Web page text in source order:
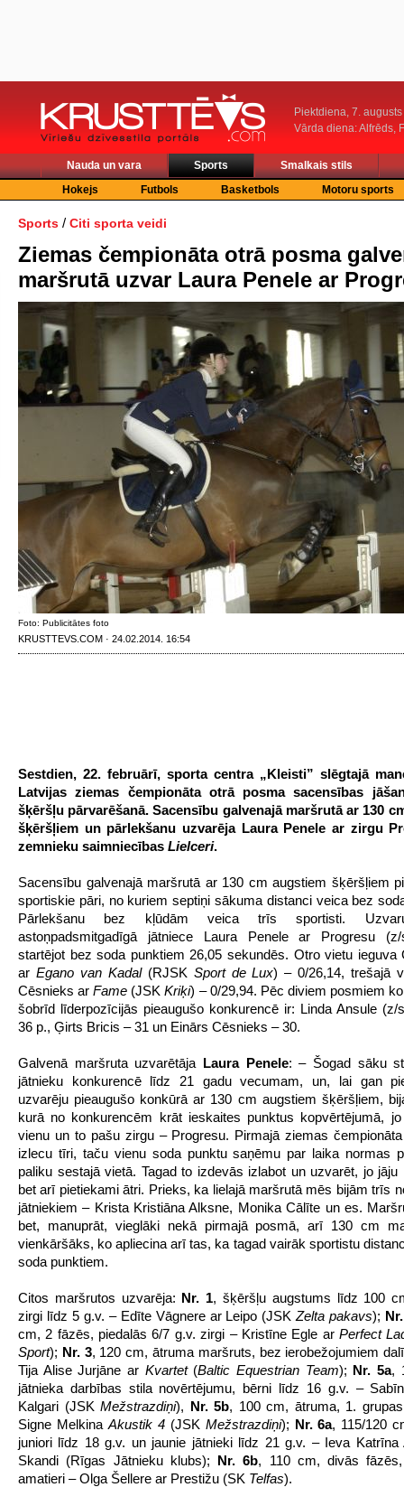
Piektdiena, 7. augusts
Vārda diena: Alfrēds,
Nauda un vara Sports
Smalkais stils
Hokejs
Futbols Basketbols Motoru sports
Sports / Citi sporta veidi
Ziemas čempionāta otrā posma
maršrutā uzvar Laura Penele ar
Foto: Publicitātes foto
KRUSTTEVS.COM · 24.02.2014. 16:54
Sestdien, 22. februārī, sporta centra „Kleisti” slēgtajā
Latvijas ziemas čempionāta otrā posma sacensības
šķēršļu pārvarēšanā. Sacensību galvenajā maršrutā ar 130
šķēršļiem un pārlekšanu uzvarēja Laura Penele ar zirgu
zemnieku saimniecības Lielceri.
Sacensību galvenajā maršrutā ar 130 cm augstiem šķēršļiem
sportiskie pāri, no kuriem septiņi sākuma distanci veica bez
Pārlekšanu bez kļūdām veica trīs sportisti.
astoņpadsmitgadīgā jātniece Laura Penele ar Progresu
startējot bez soda punktiem 26,05 sekundēs. Otro vietu ieguva
ar Egano van Kadal(RJSK Sport de Lux) – 0/26,14, trešajā
Cēsnieks arFame (JSKKriķi) – 0/29,94. Pēc diviem posmiem
šobrīd līderpozīcijās pieaugušo konkurencē ir: Linda Ansule
36 p., Ģirts Bricis – 31 un Einārs Cēsnieks – 30.
Galvenā maršruta uzvarētāja Laura Penele: – Šogad sāku
jātnieku konkurencē līdz 21 gadu vecumam, un, lai gan
uzvarēju pieaugušo konkūrā ar 130 cm augstiem šķēršļiem,
kurā no konkurencēm krāt ieskaites punktus kopvērtējumā,
vienu un to pašu zirgu – Progresu. Pirmajā ziemas
izlecu tīri, taču vienu soda punktu saņēmu par laika normas
paliku sestajā vietā. Tagad to izdevās izlabot un uzvarēt, jo jāju
bet arī pietiekami ātri. Prieks, ka lielajā maršrutā mēs bijām trīs
jātniekiem – Krista Kristiāna Alksne, Monika Cālīte un es.
bet, manuprāt, vieglāki nekā pirmajā posmā, arī 130 cm
vienkāršāks, ko apliecina arī tas, ka tagad vairāk sportistu
soda punktiem.
Citos maršrutos uzvarēja: Nr. 1, šķēršļu augstums līdz 100
zirgi līdz 5 g.v. – Edīte Vāgnere ar Leipo (JSK Zelta pakavs);
cm, 2 fāzēs, piedalās 6/7 g.v. zirgi – Kristīne Egle ar Perfect
Sport); Nr. 3, 120 cm, ātruma maršruts, bez ierobežojumiem
Tija Alise Jurjāne ar Kvartet(Baltic Equestrian Team); Nr. 5a,
jātnieka darbības stila novērtējumu, bērni līdz 16 g.v. –
Kalgari (JSKMežstrazdiņi), Nr. 5b, 100 cm, ātruma, 1.
Signe Melkina Akustik 4(JSK Mežstrazdiņi); Nr. 6a, 115/120
juniori līdz 18 g.v. un jaunie jātnieki līdz 21 g.v. – Ieva Katrīna
Skandi (Rīgas Jātnieku klubs); Nr. 6b, 110 cm, divās
amatieri – Olga Šellere ar Prestižu (SK Telfas).